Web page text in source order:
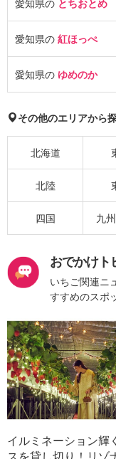
愛知県の とちおとめ
愛知県の 紅ほっぺ
愛知県の ゆめのか
その他のエリアから
北海道
北陸
四国 九
おでかけト
いちご関連ニ
すすめのスポ
イルミネーション輝